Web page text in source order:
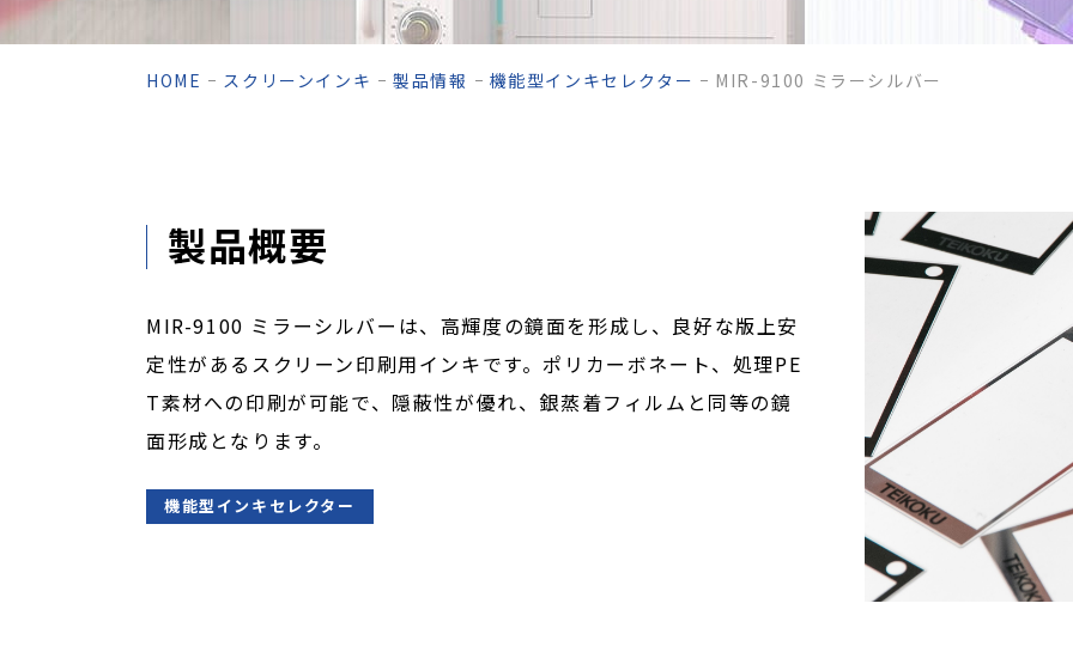
HOME スクリーンインキ 製品情報 機能型インキセレクター MIR-9100 ミラーシルバー
製品概要
MIR-9100 ミラーシルバーは、高輝度の鏡面を形成し、良好な版上安
定性があるスクリーン印刷用インキです。ポリカーボネート、処理PE
T素材への印刷が可能で、隠蔽性が優れ、銀蒸着フィルムと同等の鏡
面形成となります。
機能型インキセレクター